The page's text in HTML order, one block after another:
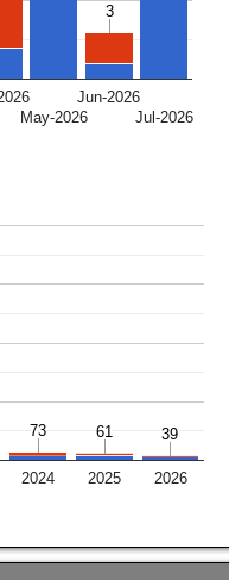
May-2026
Jun-2026
Jul-2026
3
3
2024 2025 2026
73
73 61
61 39
39